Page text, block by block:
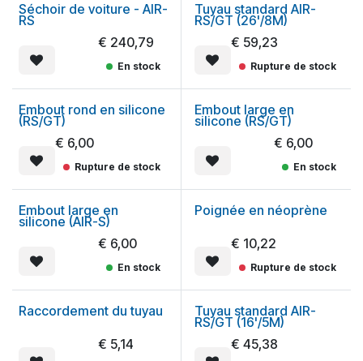
Séchoir de voiture - AIR-
RS
€ 240,79
En stock
Tuyau standard AIR-
RS/GT (26'/8M)
€ 59,23
Rupture de stock
Embout rond en silicone
(RS/GT)
€ 6,00
Rupture de stock
Embout large en
silicone (RS/GT)
€ 6,00
En stock
Embout large en
silicone (AIR-S)
€ 6,00
En stock
Poignée en néoprène
€ 10,22
Rupture de stock
Raccordement du tuyau
€ 5,14
Tuyau standard AIR-
RS/GT (16'/5M)
€ 45,38